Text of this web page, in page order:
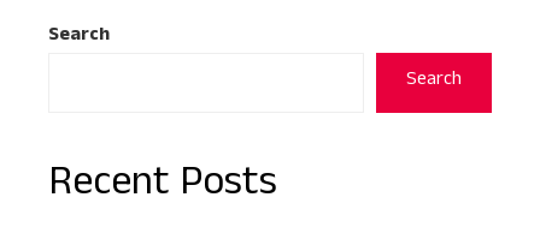
Search
Search
Recent Posts